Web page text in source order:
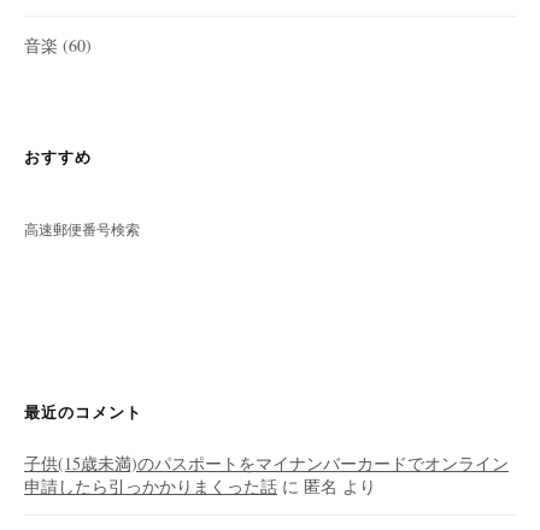
音楽 (60)
おすすめ
高速郵便番号検索
最近のコメント
子供(15歳未満)のパスポートをマイナンバーカードでオンライン
申請したら引っかかりまくった話 に 匿名 より